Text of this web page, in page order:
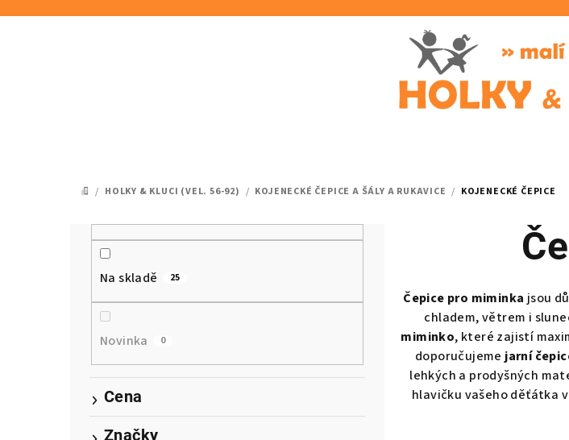
DOMŮ
/ HOLKY & KLUCI (VEL. 56-92) / KOJENECKÉ ČEPICE A ŠÁLY A RUKAVICE / KOJENECKÉ ČEPICE
Na skladě 25
Novinka 0
Cena
Značky
Čepice pro miminka jsou
chladem, větrem i
miminko, které zajistí
doporučujeme jarní
lehkých a prodyšných
hlavičku vašeho děťátka